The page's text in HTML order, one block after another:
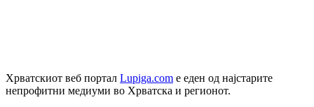
Хрватскиот веб портал Lupiga.com е еден од најстарите
непрофитни медиуми во Хрватска и регионот.